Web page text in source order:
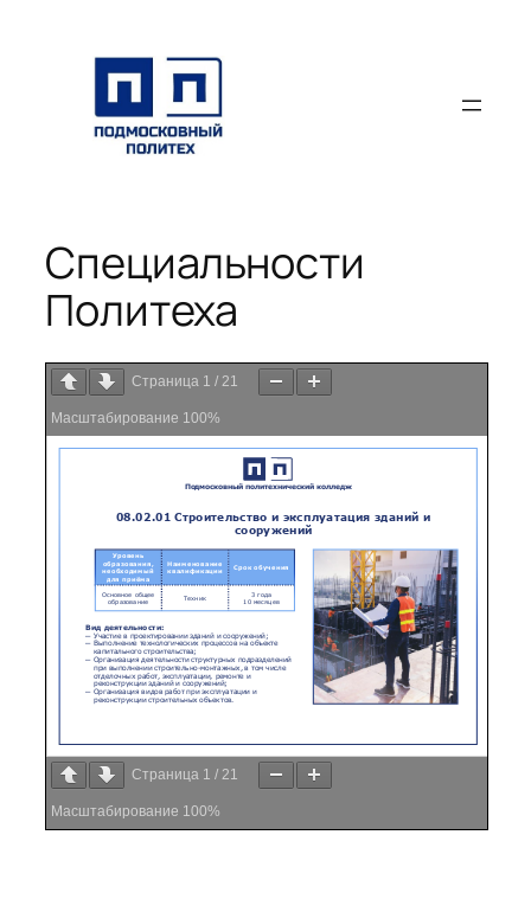
содержимому
Специальности
Политеха
Страница 1 / 21
Масштабирование 100%
Страница 1 / 21
Масштабирование 100%